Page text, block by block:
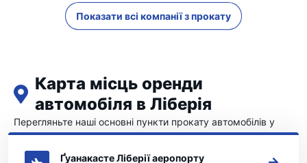
Показати всі компанії з прокату
Карта місць оренди
автомобіля в Ліберія
Перегляньте наші основні пункти прокату автомобілів у
Ліберія
Ґуанакасте Ліберії аеропорту